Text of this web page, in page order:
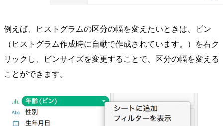
例えば、ヒストグラムの区分の幅を変えたいときは、ビン
（ヒストグラム作成時に自動で作成されています。）を右ク
リックし、ビンサイズを変更することで、区分の幅を変える
ことができます。